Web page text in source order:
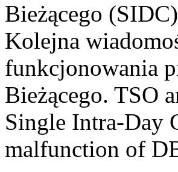
Bieżącego
Kolejna
funkcjonowania
Bieżącego. TSO
Single Intra-Day
malfunction of